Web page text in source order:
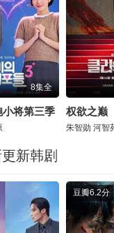
8集全
将第三季 权欲之巅
朱智勋 河智
新韩剧
豆瓣6.2分